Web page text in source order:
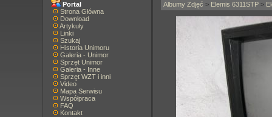
Portal
Strona Główna
Download
Artykuły
Linki
Szukaj
Historia Unimoru
Galeria - Unimor
Sprzęt Unimor
Galeria - Inne
Sprzęt WZT i inni
Video
Mapa Serwisu
Współpraca
FAQ
Kontakt
Albumy Zdjęć > Elemis 6311STP >